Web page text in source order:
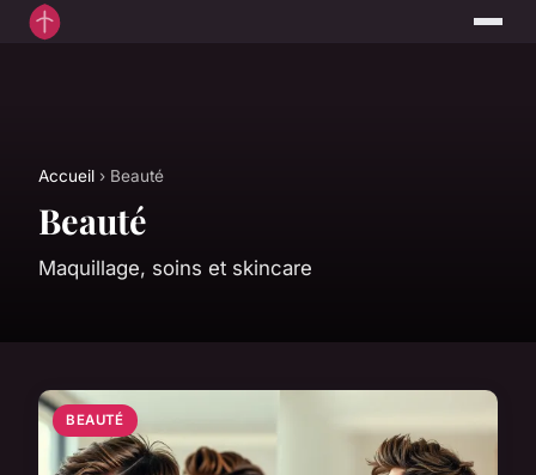
Accueil › Beauté
Beauté
Maquillage, soins et skincare
BEAUTÉ